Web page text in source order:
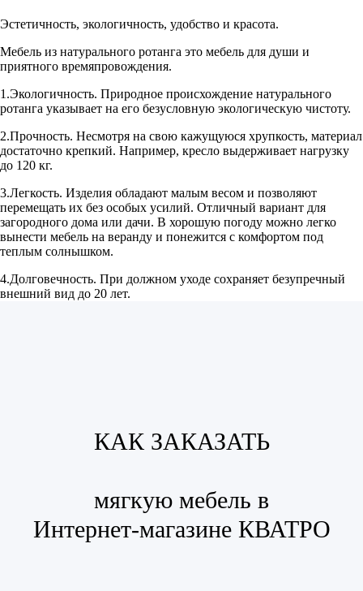
Эстетичность, экологичность, удобство и красота.
Мебель из натурального ротанга это мебель для души и
приятного времяпровождения.
1.Экологичность. Природное происхождение натурального
ротанга указывает на его безусловную экологическую чистоту.
2.Прочность. Несмотря на свою кажущуюся хрупкость, материал
достаточно крепкий. Например, кресло выдерживает нагрузку
до 120 кг.
3.Легкость. Изделия обладают малым весом и позволяют
перемещать их без особых усилий. Отличный вариант для
загородного дома или дачи. В хорошую погоду можно легко
вынести мебель на веранду и понежится с комфортом под
теплым солнышком.
4.Долговечность. При должном уходе сохраняет безупречный
внешний вид до 20 лет.
КАК ЗАКАЗАТЬ
мягкую мебель в
Интернет-магазине КВАТРО